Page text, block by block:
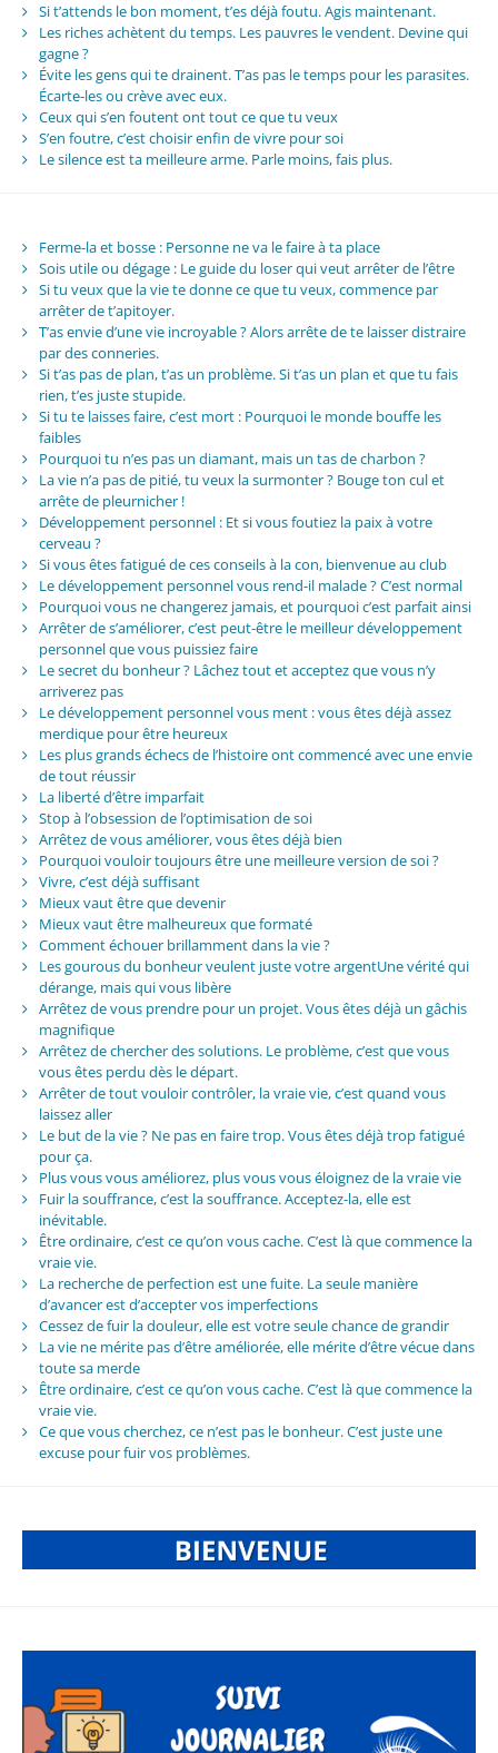
Si t’attends le bon moment, t’es déjà foutu. Agis maintenant.
Les riches achètent du temps. Les pauvres le vendent. Devine qui
gagne ?
Évite les gens qui te drainent. T’as pas le temps pour les parasites.
Écarte-les ou crève avec eux.
Ceux qui s’en foutent ont tout ce que tu veux
S’en foutre, c’est choisir enfin de vivre pour soi
Le silence est ta meilleure arme. Parle moins, fais plus.
Ferme-la et bosse : Personne ne va le faire à ta place
Sois utile ou dégage : Le guide du loser qui veut arrêter de l’être
Si tu veux que la vie te donne ce que tu veux, commence par
arrêter de t’apitoyer.
T’as envie d’une vie incroyable ? Alors arrête de te laisser distraire
par des conneries.
Si t’as pas de plan, t’as un problème. Si t’as un plan et que tu fais
rien, t’es juste stupide.
Si tu te laisses faire, c’est mort : Pourquoi le monde bouffe les
faibles
Pourquoi tu n’es pas un diamant, mais un tas de charbon ?
La vie n’a pas de pitié, tu veux la surmonter ? Bouge ton cul et
arrête de pleurnicher !
Développement personnel : Et si vous foutiez la paix à votre
cerveau ?
Si vous êtes fatigué de ces conseils à la con, bienvenue au club
Le développement personnel vous rend-il malade ? C’est normal
Pourquoi vous ne changerez jamais, et pourquoi c’est parfait ainsi
Arrêter de s’améliorer, c’est peut-être le meilleur développement
personnel que vous puissiez faire
Le secret du bonheur ? Lâchez tout et acceptez que vous n’y
arriverez pas
Le développement personnel vous ment : vous êtes déjà assez
merdique pour être heureux
Les plus grands échecs de l’histoire ont commencé avec une envie
de tout réussir
La liberté d’être imparfait
Stop à l’obsession de l’optimisation de soi
Arrêtez de vous améliorer, vous êtes déjà bien
Pourquoi vouloir toujours être une meilleure version de soi ?
Vivre, c’est déjà suffisant
Mieux vaut être que devenir
Mieux vaut être malheureux que formaté
Comment échouer brillamment dans la vie ?
Les gourous du bonheur veulent juste votre argentUne vérité qui
dérange, mais qui vous libère
Arrêtez de vous prendre pour un projet. Vous êtes déjà un gâchis
magnifique
Arrêtez de chercher des solutions. Le problème, c’est que vous
vous êtes perdu dès le départ.
Arrêter de tout vouloir contrôler, la vraie vie, c’est quand vous
laissez aller
Le but de la vie ? Ne pas en faire trop. Vous êtes déjà trop fatigué
pour ça.
Plus vous vous améliorez, plus vous vous éloignez de la vraie vie
Fuir la souffrance, c’est la souffrance. Acceptez-la, elle est
inévitable.
Être ordinaire, c’est ce qu’on vous cache. C’est là que commence la
vraie vie.
La recherche de perfection est une fuite. La seule manière
d’avancer est d’accepter vos imperfections
Cessez de fuir la douleur, elle est votre seule chance de grandir
La vie ne mérite pas d’être améliorée, elle mérite d’être vécue dans
toute sa merde
Être ordinaire, c’est ce qu’on vous cache. C’est là que commence la
vraie vie.
Ce que vous cherchez, ce n’est pas le bonheur. C’est juste une
excuse pour fuir vos problèmes.